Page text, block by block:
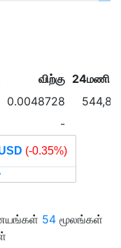
விற்கு 24மணி
0.0048728
-
(-0.35%)
54 மூலங்கள்